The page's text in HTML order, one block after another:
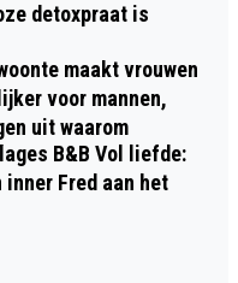
detoxpraat is
maakt vrouwen
voor mannen,
uit waarom
B&B Vol liefde:
Fred aan het